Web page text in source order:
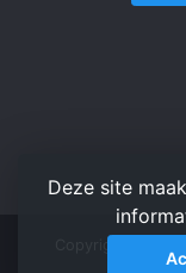
Deze site